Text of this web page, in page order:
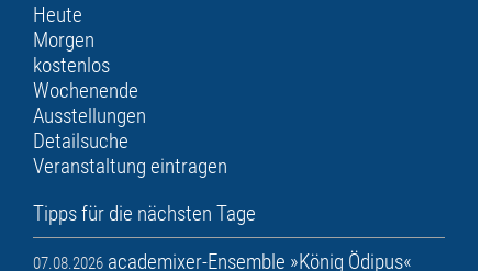
Heute
Morgen
kostenlos
Wochenende
Ausstellungen
Detailsuche
Veranstaltung eintragen
Tipps für die nächsten Tage
07.08.2026 academixer-Ensemble »König Ödipus«